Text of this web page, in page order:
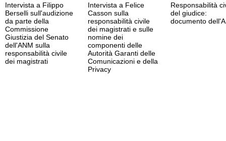
Intervista a Filippo
Berselli sull'audizione
da parte della
Commissione
Giustizia del Senato
dell'ANM sulla
responsabilità civile
dei magistrati
Intervista a Felice
Casson sulla
responsabilità civile
dei magistrati e sulle
nomine dei
componenti delle
Autorità Garanti delle
Comunicazioni e della
Privacy
Responsabilità
del giudice:
documento